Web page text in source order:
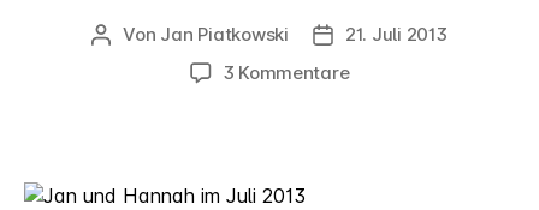
Beitragsautor
Von Jan Piatkowski Veröffentlichungsdatum
21. Juli 2013
3 Kommentarezu